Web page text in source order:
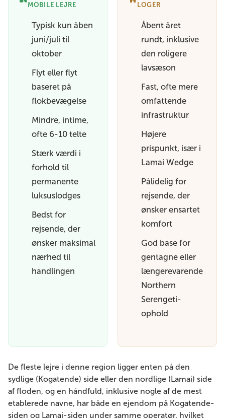
MOBILE LEJRE
Typisk kun åben
juni/juli til
oktober
Flyt eller flyt
baseret på
flokbevægelse
Mindre, intime,
ofte 6-10 telte
Stærk værdi i
forhold til
permanente
luksuslodges
Bedst for
rejsende, der
ønsker maksimal
nærhed til
handlingen
LOGER
Åbent året
rundt, inklusive
den roligere
lavsæson
Fast, ofte mere
omfattende
infrastruktur
Højere
prispunkt, især i
Lamai Wedge
Pålidelig for
rejsende, der
ønsker ensartet
komfort
God base for
gentagne eller
længerevarende
Northern
Serengeti-
ophold
De fleste lejre i denne region ligger enten på den
sydlige (Kogatende) side eller den nordlige (Lamai) side
af floden, og en håndfuld, inklusive nogle af de mest
etablerede navne, har både en ejendom på Kogatende-
siden og Lamai-siden under samme operatør, hvilket